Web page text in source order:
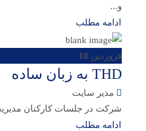
و...
ادامه مطلب
فروردین 18
THD به زبان ساده
مدیر سایت
شرکت در جلسات کارکنان
ادامه مطلب